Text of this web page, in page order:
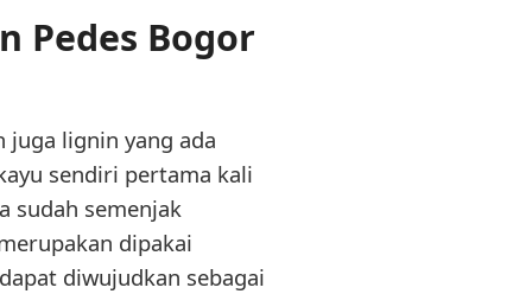
Pedes Bogor
juga lignin yang ada
sendiri pertama kali
sudah semenjak
dipakai
diwujudkan sebagai